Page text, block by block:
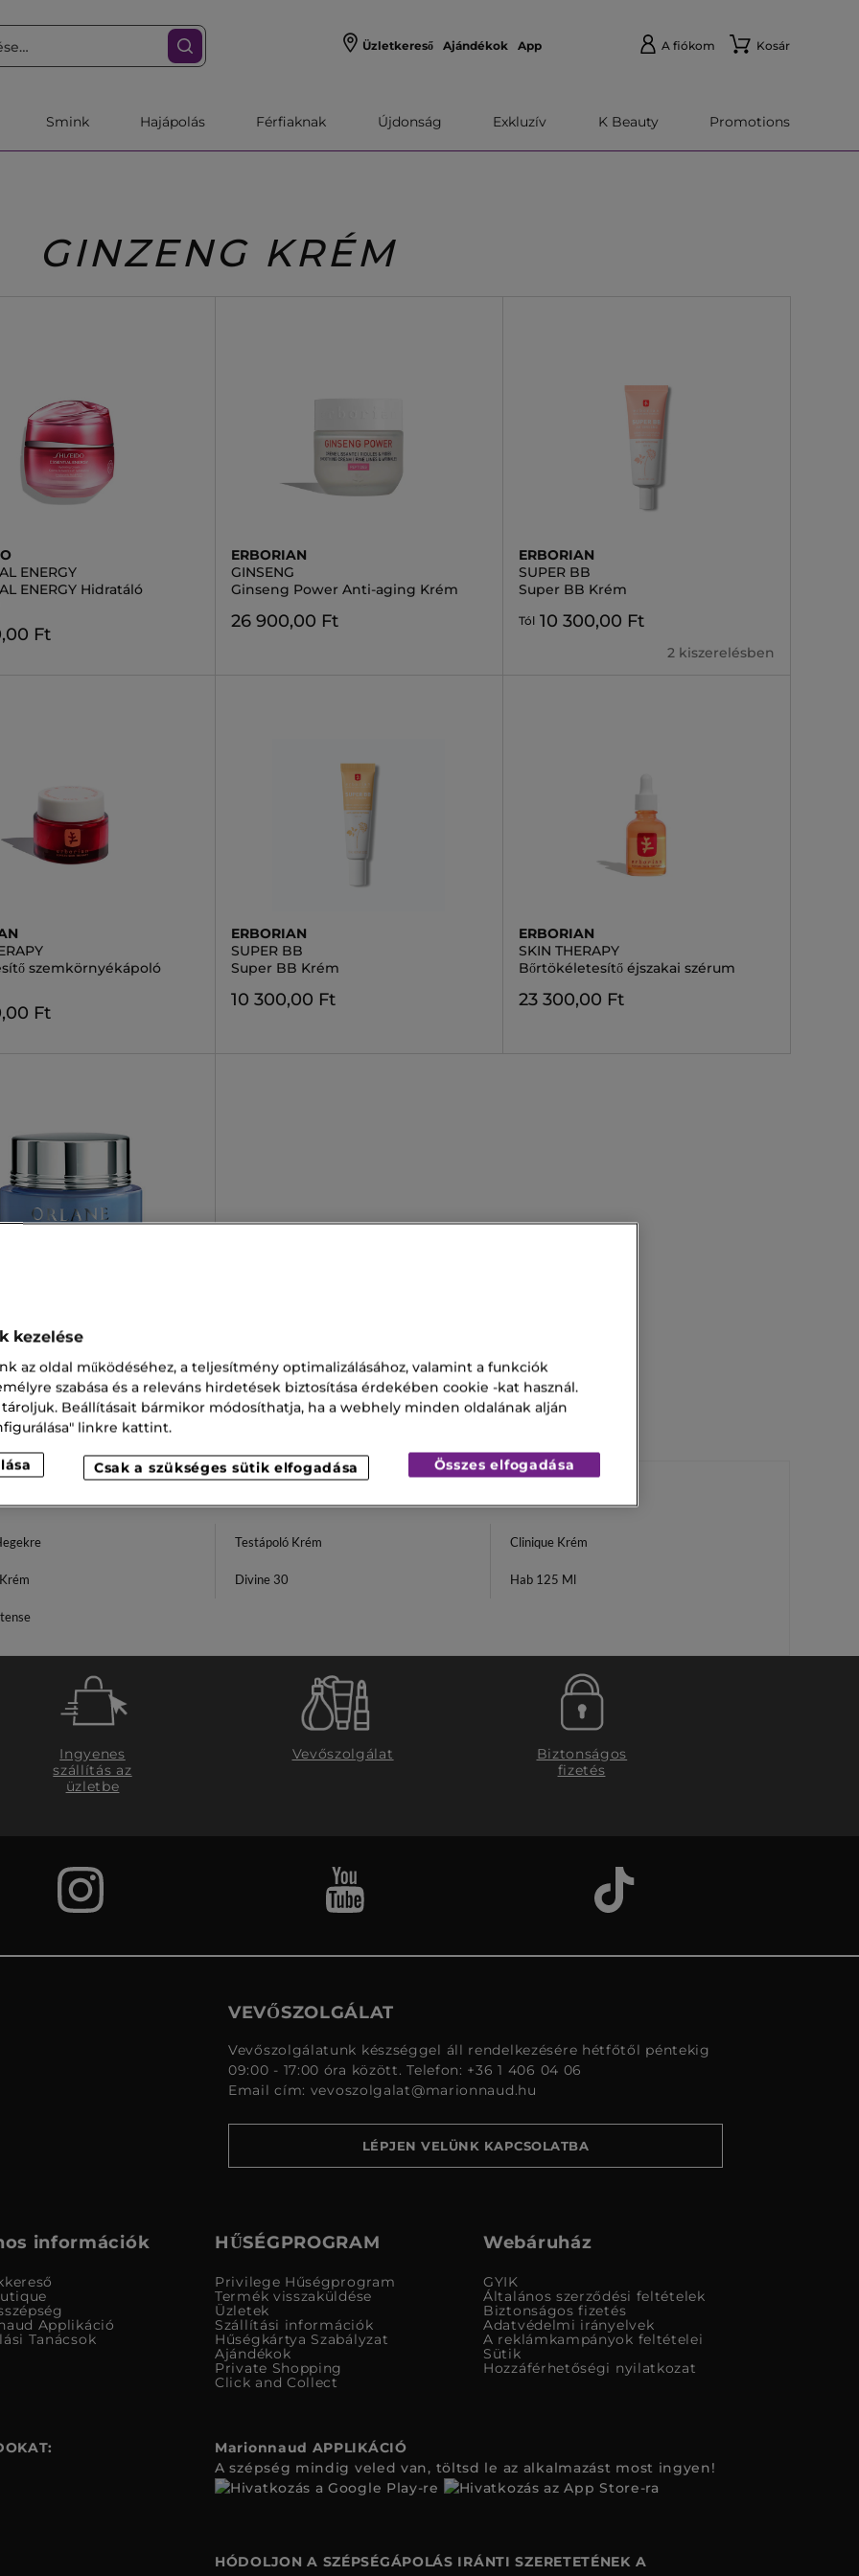
Üzletkereső Ajándékok App A fiókom Kosár
Smink Hajápolás Férfiaknak Újdonság Exkluzív K Beauty Promotions
GINZENG KRÉM
ENERGY
ENERGY Hidratáló
Ft
ERBORIAN
GINSENG
Ginseng Power Anti-aging Krém
26 900,00 Ft
ERBORIAN
SUPER BB
Super BB Krém
Tól 10 300,00 Ft
2 kiszerelésben
szemkörnyékápoló
Ft
ERBORIAN
SUPER BB
Super BB Krém
10 300,00 Ft
ERBORIAN
SKIN THERAPY
Bőrtökéletesítő éjszakai szérum
23 300,00 Ft
ABSOLUTE CREAM
Ft
Testápoló Krém Clinique Krém
Divine 30 Hab 125 Ml
Ingyenes
szállítás az
üzletbe
Vevőszolgálat
Biztonságos
fizetés
VEVŐSZOLGÁLAT
Vevőszolgálatunk készséggel áll rendelkezésére hétfőtől péntekig
09:00 - 17:00 óra között. Telefon: +36 1 406 04 06
Email cím: vevoszolgalat@marionnaud.hu
LÉPJEN VELÜNK KAPCSOLATBA
információk
Applikáció
Tanácsok
HŰSÉGPROGRAM
Privilege Hűségprogram
Termék visszaküldése
Üzletek
Szállítási információk
Hűségkártya Szabályzat
Ajándékok
Private Shopping
Click and Collect
Webáruház
GYIK
Általános szerződési feltételek
Biztonságos fizetés
Adatvédelmi irányelvek
A reklámkampányok feltételei
Sütik
Hozzáférhetőségi nyilatkozat
Marionnaud APPLIKÁCIÓ
A szépség mindig veled van, töltsd le az alkalmazást most ingyen!
HÓDOLJON A SZÉPSÉGÁPOLÁS IRÁNTI SZERETETÉNEK A
kezelése
az oldal működéséhez, a teljesítmény optimalizálásához, valamint a funkciók
szabása és a releváns hirdetések biztosítása érdekében cookie -kat használ.
Beállításait bármikor módosíthatja, ha a webhely minden oldalának alján
linkre kattint.
Csak a szükséges sütik elfogadása Összes elfogadása